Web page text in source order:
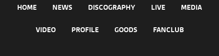
HOME NEWS DISCOGRAPHY LIVE MEDIA
VIDEO PROFILE GOODS FANCLUB